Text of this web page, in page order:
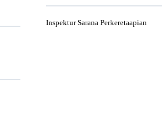
Inspektur Sarana Perkeretaapian